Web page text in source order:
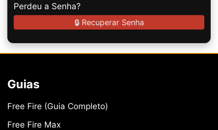
Perdeu a Senha?
🔒 Recuperar Senha
Guias
Free Fire (Guia Completo)
Free Fire Max